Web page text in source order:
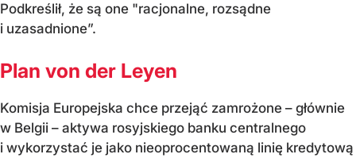
Podkreślił, że są one "racjonalne, rozsądne
i uzasadnione”.
Plan von der Leyen
Komisja Europejska chce przejąć zamrożone – głównie
w Belgii – aktywa rosyjskiego banku centralnego
i wykorzystać je jako nieoprocentowaną linię kredytową